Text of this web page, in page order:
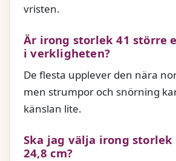
vristen.
Är irong storlek 41 större
i verkligheten?
De flesta upplever den nära
men strumpor och snörning
känslan lite.
Ska jag välja irong storlek
24,8 cm?